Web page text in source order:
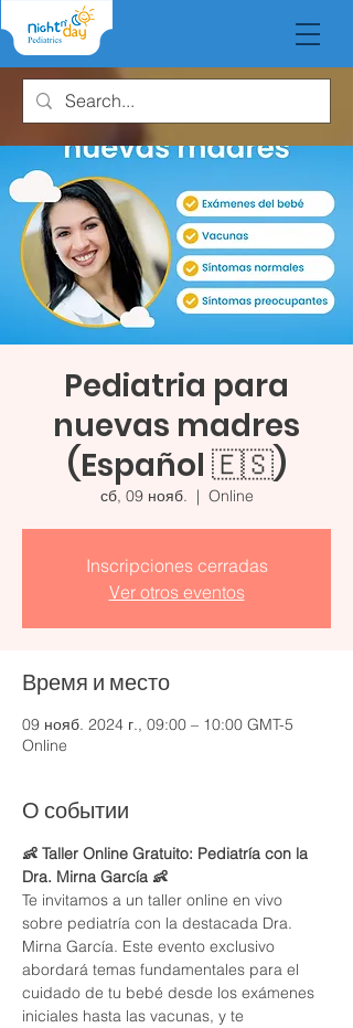
Pediatria para
nuevas madres
(Español 🇪🇸)
сб, 09 нояб.
  |
Online
Inscripciones cerradas
Ver otros eventos
Время и место
09 нояб. 2024 г., 09:00 – 10:00 GMT-5
Online
О событии
👶 Taller Online Gratuito: Pediatría con la
Dra. Mirna García 👶
Te invitamos a un taller online en vivo
sobre pediatría con la destacada Dra.
Mirna García. Este evento exclusivo
abordará temas fundamentales para el
cuidado de tu bebé desde los exámenes
iniciales hasta las vacunas, y te